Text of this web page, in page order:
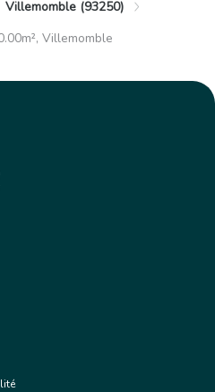
Villemomble (93250)
Villemomble